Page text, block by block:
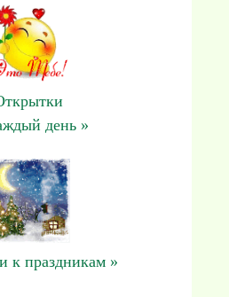
день »
к праздникам »